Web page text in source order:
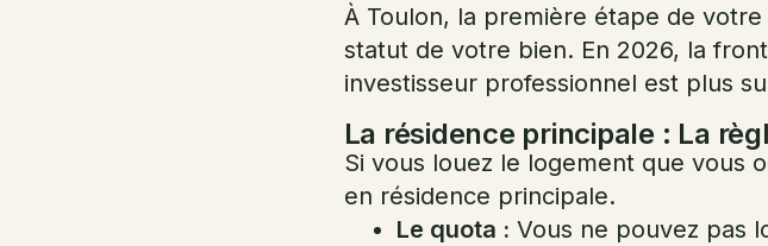
À Toulon, la première étape de
statut de votre bien. En 2026, la
investisseur professionnel est plus
La résidence principale : La
Si vous louez le logement que vous
en résidence principale.
Le quota : Vous ne pouvez pas